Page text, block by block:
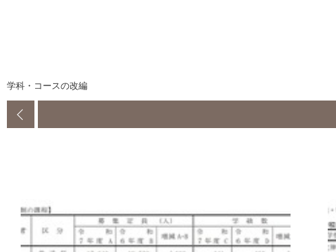
学科・コースの改編